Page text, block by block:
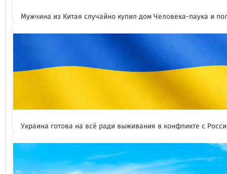
Мужчина из Китая случайно купил дом Человека-паука и
Украина готова на всё ради выживания в конфликте с